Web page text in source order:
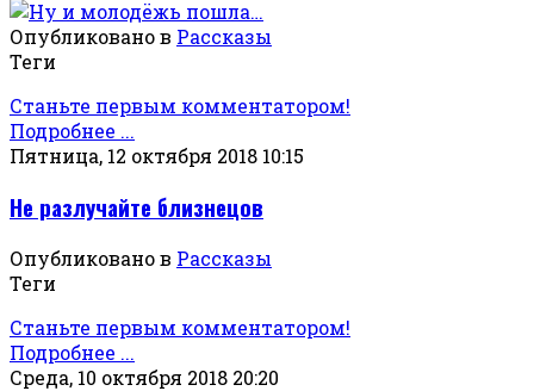
Опубликовано в Рассказы
Теги
Станьте первым комментатором!
Подробнее ...
Пятница, 12 октября 2018 10:15
Не разлучайте близнецов
Опубликовано в Рассказы
Теги
Станьте первым комментатором!
Подробнее ...
Среда, 10 октября 2018 20:20